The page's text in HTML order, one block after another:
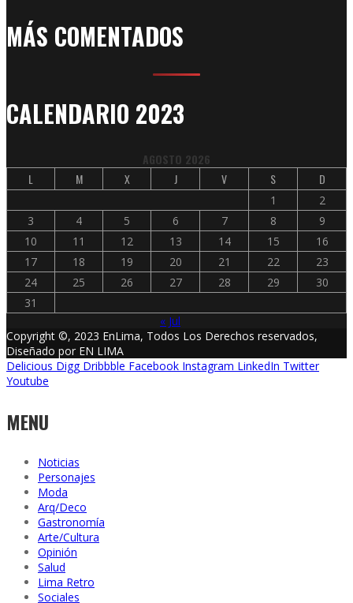
MÁS COMENTADOS
CALENDARIO 2023
AGOSTO 2026
L
M X J V S D
1
2
3
4 5 6 7 8
9
10
11 12 13 14 15
16
17
18 19 20 21 22
23
24
25 26 27 28 29
30
31
« Jul
Copyright ©, 2023 EnLima, Todos Los Derechos reservados,
Diseñado por EN LIMA
Delicious Digg Dribbble Facebook Instagram LinkedIn Twitter
Youtube
MENU
Noticias
Personajes
Moda
Arq/Deco
Gastronomía
Arte/Cultura
Opinión
Salud
Lima Retro
Sociales